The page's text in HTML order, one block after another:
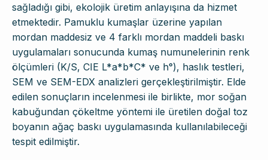
sağladığı gibi, ekolojik üretim anlayışına da hizmet
etmektedir. Pamuklu kumaşlar üzerine yapılan
mordan maddesiz ve 4 farklı mordan maddeli baskı
uygulamaları sonucunda kumaş numunelerinin renk
ölçümleri (K/S, CIE L*a*b*C* ve h°), haslık testleri,
SEM ve SEM-EDX analizleri gerçekleştirilmiştir. Elde
edilen sonuçların incelenmesi ile birlikte, mor soğan
kabuğundan çökeltme yöntemi ile üretilen doğal toz
boyanın ağaç baskı uygulamasında kullanılabileceği
tespit edilmiştir.